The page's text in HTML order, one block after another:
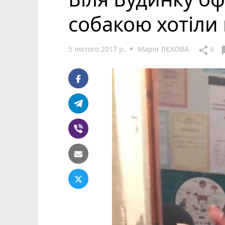
собакою
5 лютого 2017 р. Марія ЛЄХОВА share 6